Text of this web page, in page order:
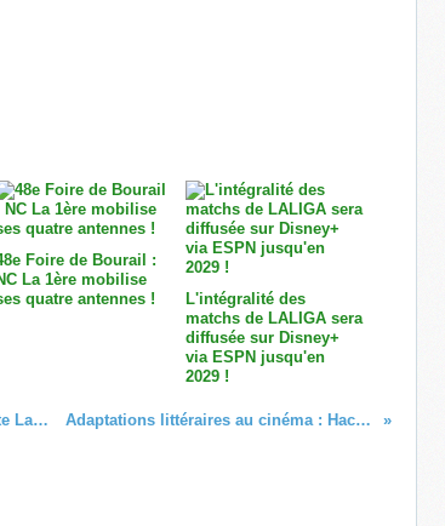
Foire de Bourail :
La 1ère mobilise
quatre antennes !
L'intégralité des
matchs de LALIGA sera
diffusée sur Disney+
via ESPN jusqu'en
2029 !
« Ce que j’aime chez moi », l'émission de Mayotte La 1ère qui met le territoire et ses habitants à l’honneur ! Adaptations littéraires au cinéma : Hachette Livre et STUDIOCANAL s’associent !